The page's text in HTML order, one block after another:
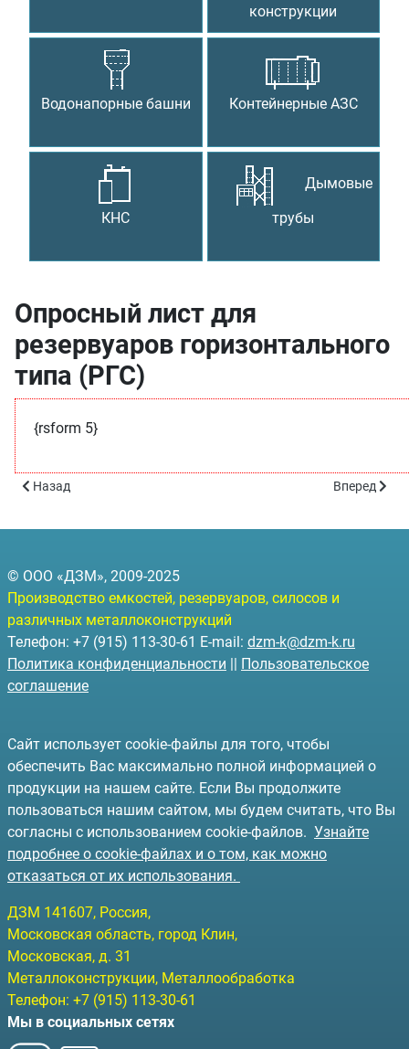
конструкции
Водонапорные башни Контейнерные АЗС
КНС
Дымовые
трубы
Опросный лист для
резервуаров горизонтального
типа (РГС)
{rsform 5}
Предыдущий: Информация
Назад Следующий:
Вперед
© ООО «ДЗМ», 2009-2025
Производство емкостей, резервуаров, силосов и
различных металлоконструкций
Телефон: +7 (915) 113-30-61 E-mail: dzm-k@dzm-k.ru
Политика конфиденциальности || Пользовательское
соглашение
Сайт использует cookie-файлы для того, чтобы
обеспечить Вас максимально полной информацией о
продукции на нашем сайте. Если Вы продолжите
пользоваться нашим сайтом, мы будем считать, что Вы
согласны с использованием cookie-файлов. Узнайте
подробнее о cookie-файлах и о том, как можно
отказаться от их использования.
ДЗМ 141607, Россия,
Московская область, город Клин,
Московская, д. 31
Металлоконструкции, Металлообработка
Телефон: +7 (915) 113-30-61
Мы в социальных сетях